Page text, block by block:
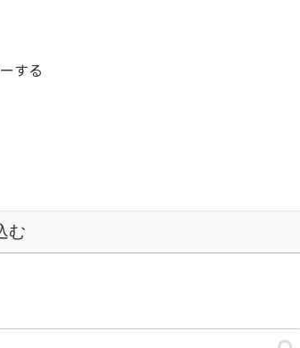
する
む